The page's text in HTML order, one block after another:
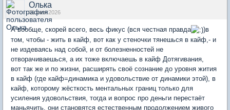
Олька
01 июн 2026
А вообще, скорей всего, весь фикус (вся честная правда
)в
том, чтобы - жить в кайф, вот как у стеночки тянешься в кайф,- и
не издеваясь над собой, и от болезненностей не
отворачиваешься, а их тоже включаешь в кайф Дотягивания,
вот так же и по жизни, расширять своё сознание до уровня жития
в кайф (где кайф=динамика и удовольствие от динамики этой), в
кайф, которому жёсткость ментальных границ только для
усиления удовольствия, тогда и вопрос про деньги перестаёт
маньячить, они становятся естественным продолжением живого